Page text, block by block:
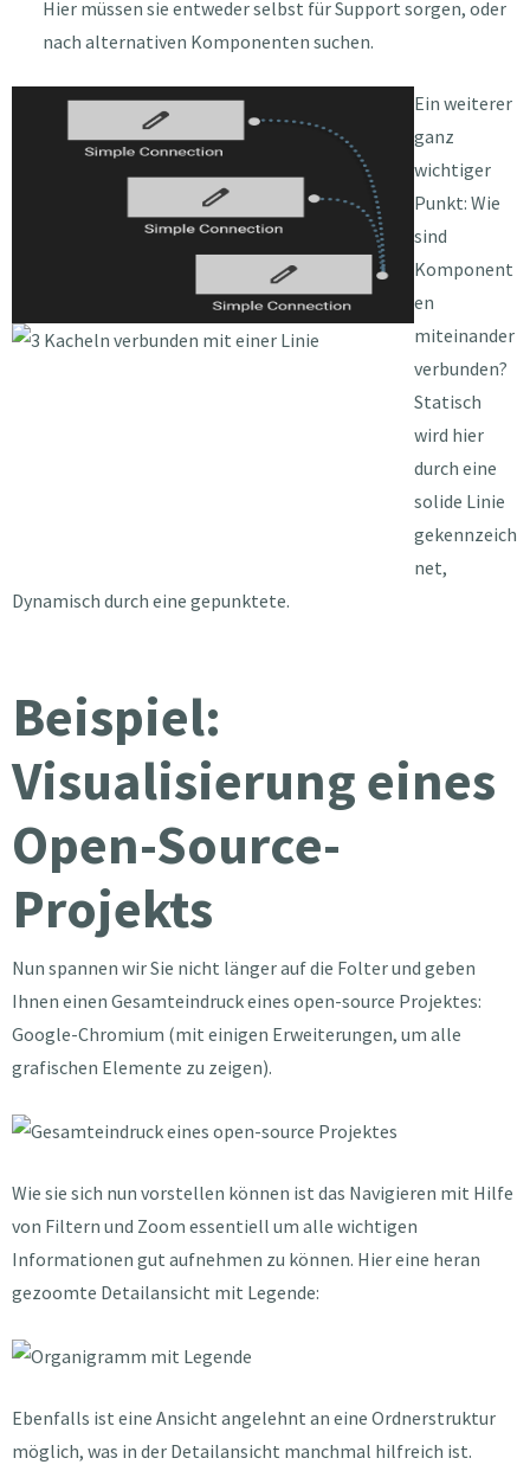
Hier müssen sie entweder selbst für Support sorgen, oder
nach alternativen Komponenten suchen.
Ein weiterer
ganz
wichtiger
Punkt: Wie
sind
Komponent
en
miteinander
verbunden?
Statisch
wird hier
durch eine
solide Linie
gekennzeich
net,
Dynamisch durch eine gepunktete.
Beispiel:
Visualisierung eines
Open-Source-
Projekts
Nun spannen wir Sie nicht länger auf die Folter und geben
Ihnen einen Gesamteindruck eines open-source Projektes:
Google-Chromium (mit einigen Erweiterungen, um alle
grafischen Elemente zu zeigen).
Wie sie sich nun vorstellen können ist das Navigieren mit Hilfe
von Filtern und Zoom essentiell um alle wichtigen
Informationen gut aufnehmen zu können. Hier eine heran
gezoomte Detailansicht mit Legende:
Ebenfalls ist eine Ansicht angelehnt an eine Ordnerstruktur
möglich, was in der Detailansicht manchmal hilfreich ist.